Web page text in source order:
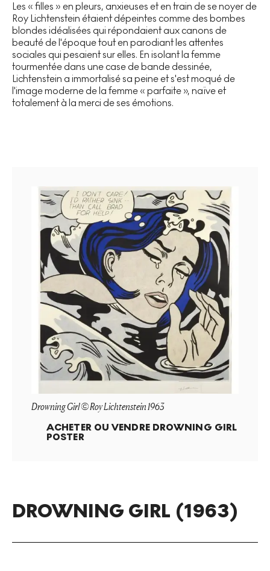
Les « filles » en pleurs, anxieuses et en train de se noyer de
Roy Lichtenstein étaient dépeintes comme des bombes
blondes idéalisées qui répondaient aux canons de
beauté de l'époque tout en parodiant les attentes
sociales qui pesaient sur elles. En isolant la femme
tourmentée dans une case de bande dessinée,
Lichtenstein a immortalisé sa peine et s'est moqué de
l'image moderne de la femme « parfaite », naïve et
totalement à la merci de ses émotions.
Drowning Girl © Roy Lichtenstein 1963
ACHETER OU VENDRE DROWNING GIRL
POSTER
DROWNING GIRL (1963)